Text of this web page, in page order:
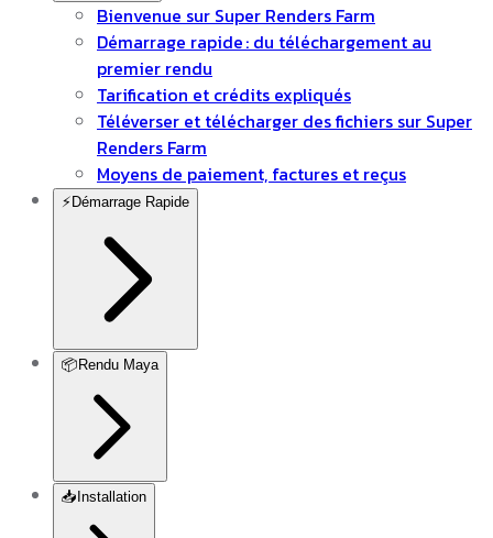
Bienvenue sur Super Renders Farm
Démarrage rapide : du téléchargement au
premier rendu
Tarification et crédits expliqués
Téléverser et télécharger des fichiers sur Super
Renders Farm
Moyens de paiement, factures et reçus
⚡ Démarrage Rapide
📦 Rendu Maya
📥 Installation